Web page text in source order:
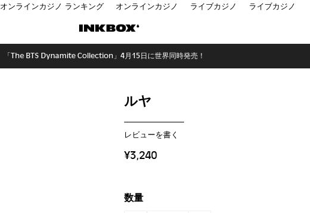
オンラインカジノ ランキング オンラインカジノ ライブカジノ ライブカジノ
「The BTS Dynamite Collection」4月15日に世界同時発売！
ルヤ
レビューを書く
¥3,240
数量